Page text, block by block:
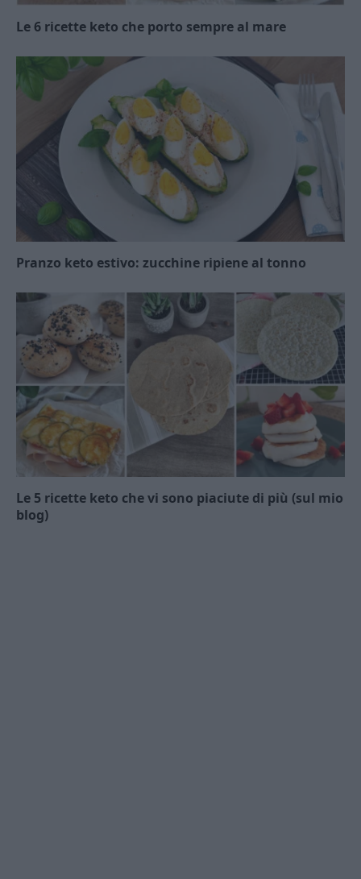
Le 6 ricette keto che porto sempre al mare
Pranzo keto estivo: zucchine ripiene al tonno
Le 5 ricette keto che vi sono piaciute di più (sul mio
blog)